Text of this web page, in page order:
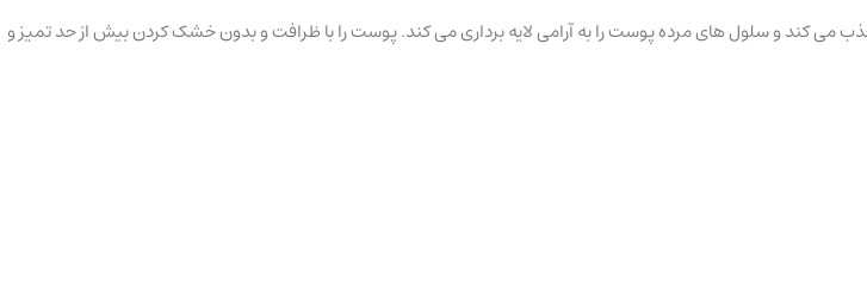
می کند و سلول های مرده پوست را به آرامی لایه برداری می کند. پوست را با ظرافت و بدون خشک کردن بیش از حد تمیز و